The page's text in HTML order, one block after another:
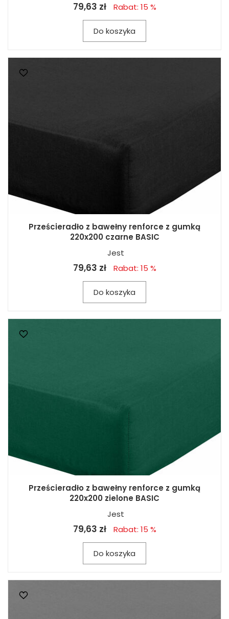
79,63 zł Rabat: 15 %
Do koszyka
Prześcieradło z bawełny renforce z gumką
220x200 czarne BASIC
Jest
79,63 zł Rabat: 15 %
Do koszyka
Prześcieradło z bawełny renforce z gumką
220x200 zielone BASIC
Jest
79,63 zł Rabat: 15 %
Do koszyka